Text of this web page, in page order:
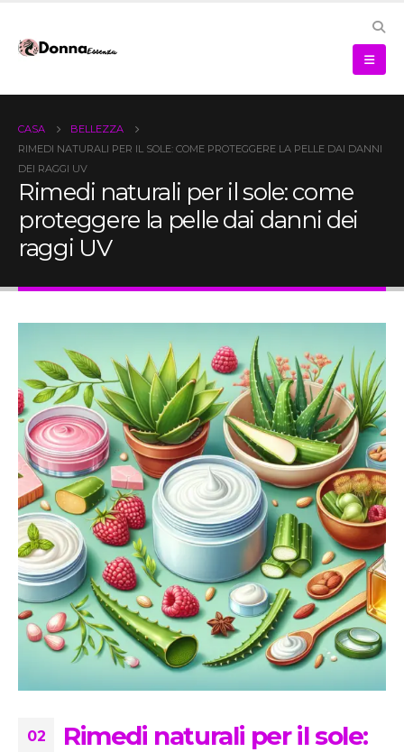
CASA
BELLEZZA
RIMEDI NATURALI PER IL SOLE: COME PROTEGGERE LA PELLE DAI DANNI
DEI RAGGI UV
Rimedi naturali per il sole: come
proteggere la pelle dai danni dei
raggi UV
02
Rimedi naturali per il sole: